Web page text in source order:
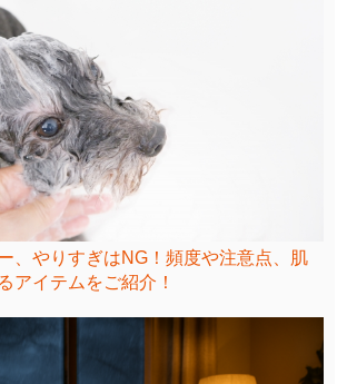
、やりすぎはNG！頻度や注意点、肌
アイテムをご紹介！